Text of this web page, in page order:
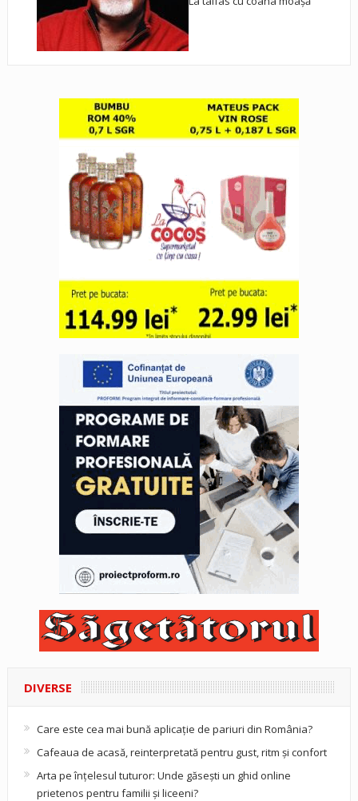
DIVERSE
Care este cea mai bună aplicație de pariuri din România?
Cafeaua de acasă, reinterpretată pentru gust, ritm și confort
Arta pe înțelesul tuturor: Unde găsești un ghid online
prietenos pentru familii și liceeni?